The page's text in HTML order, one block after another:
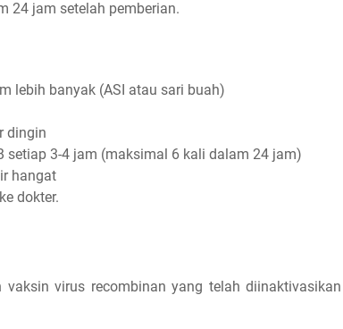
24 jam setelah pemberian.
lebih banyak (ASI atau sari buah)
dingin
3-4 jam (maksimal 6 kali dalam 24 jam)
hangat
dokter.
virus recombinan yang telah diinaktivasikan